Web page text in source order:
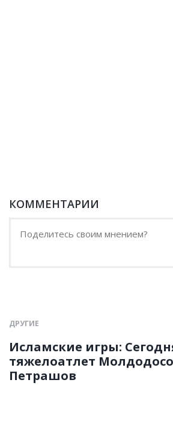
КОММЕНТАРИИ
ДРУГИЕ
Исламские игры:
тяжелоатлет
Петрашов